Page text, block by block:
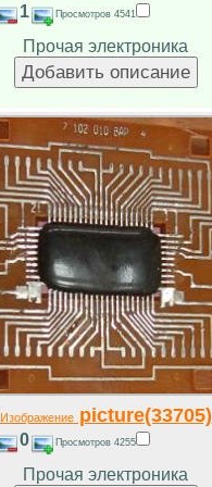
1 Просмотров 4541
Прочая электроника
Изображениеpicture(33705)
0 Просмотров 4255
Прочая электроника